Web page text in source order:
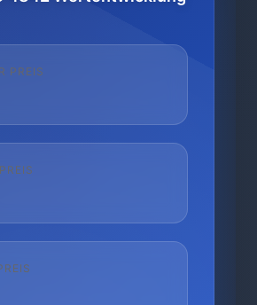
PREIS